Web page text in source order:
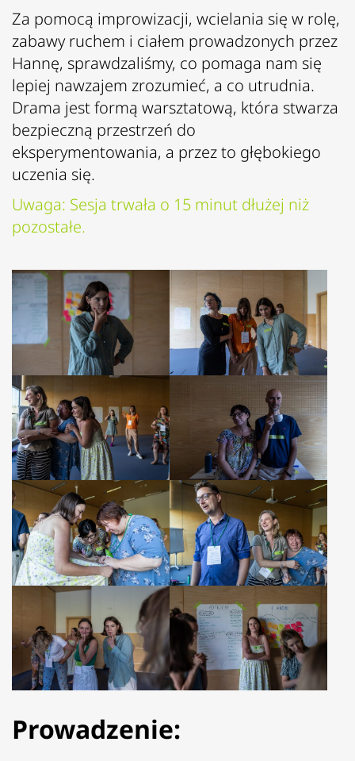
Za pomocą improwizacji, wcielania się w rolę,
zabawy ruchem i ciałem prowadzonych przez
Hannę, sprawdzaliśmy, co pomaga nam się
lepiej nawzajem zrozumieć, a co utrudnia.
Drama jest formą warsztatową, która stwarza
bezpieczną przestrzeń do
eksperymentowania, a przez to głębokiego
uczenia się.
Uwaga: Sesja trwała o 15 minut dłużej niż
pozostałe.
Prowadzenie: